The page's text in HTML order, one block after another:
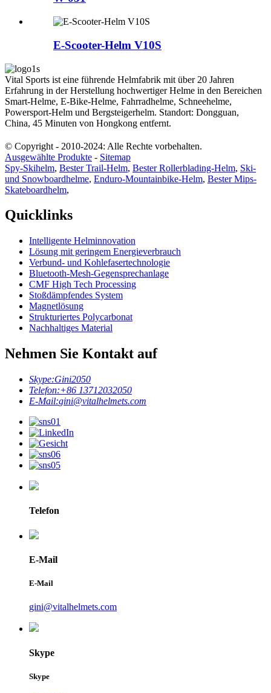
E-Scooter-Helm V10S
Vital Sports ist eine führende Helmfabrik mit über 20 Jahren
Erfahrung in der Herstellung hochwertiger Helme in den Bereichen
Smart-Helme, E-Bike-Helme, Fahrradhelme, Schneehelme,
Powersport-Helm und Bergsteigerhelm. Standort: Dongguan,
China, 45 Minuten von Hongkong entfernt.
© Copyright - 2010-2024: Alle Rechte vorbehalten.
Ausgewählte Produkte - Sitemap
Spy-Skihelm, Bester Trail-Helm, Bester Rollerblading-Helm, Ski-
und Snowboardhelme, Enduro-Mountainbike-Helm, Bester Mips-
Skateboardhelm,
Quicklinks
Intelligente Helminnovation
Lösung mit geringem Energieverbrauch
Verbund- und Kohlefasertechnologie
Bluetooth-Mesh-Gegensprechanlage
CMF High Tech Processing
Stoßdämpfendes System
Magnetlösung
Strukturiertes Polycarbonat
Nachhaltiges Material
Nehmen Sie Kontakt auf
Skype:Gini2050
Telefon:+86 13712032050
E-Mail:gini@vitalhelmets.com
Telefon
E-Mail
E-Mail
gini@vitalhelmets.com
Skype
Skype